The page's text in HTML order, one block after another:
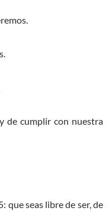
de cumplir con nuestra
que seas libre de ser, de